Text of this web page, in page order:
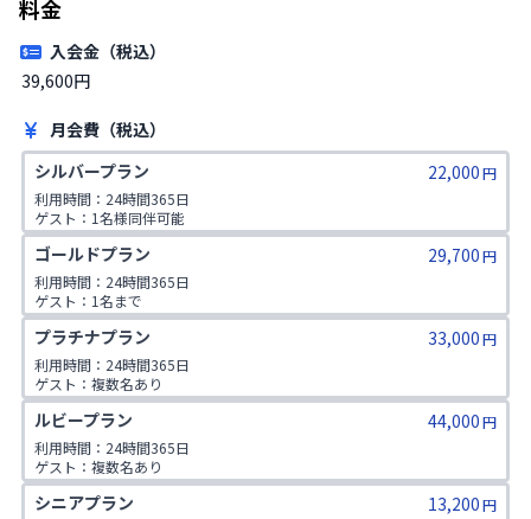
料金
入会金（税込）
39,600円
月会費（税込）
シルバープラン
22,000円
利用時間：24時間365日
ゲスト：1名様同伴可能
ゴールドプラン 29,700円
利用時間：24時間365日
ゲスト：1名まで
1日2コマ予約可
プラチナプラン 33,000円
利用時間：24時間365日
ゲスト：複数名あり
1日2コマ予約可
ルビープラン 44,000円
利用時間：24時間365日
ゲスト：複数名あり
1日3コマ予約可
シニアプラン 13,200円